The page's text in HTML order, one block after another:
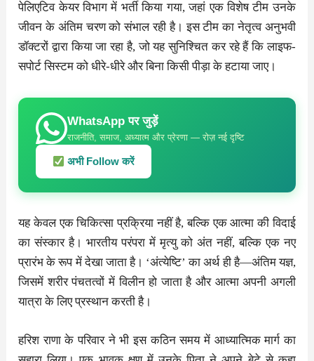
पेलिएटिव केयर विभाग में भर्ती किया गया, जहां एक विशेष टीम उनके
जीवन के अंतिम चरण को संभाल रही है। इस टीम का नेतृत्व अनुभवी
डॉक्टरों द्वारा किया जा रहा है, जो यह सुनिश्चित कर रहे हैं कि लाइफ-
सपोर्ट सिस्टम को धीरे-धीरे और बिना किसी पीड़ा के हटाया जाए।
WhatsApp पर जुड़ें
राजनीति, समाज, अध्यात्म और प्रेरणा — रोज़ नई दृष्टि
अभी Follow करें
यह केवल एक चिकित्सा प्रक्रिया नहीं है, बल्कि एक आत्मा की विदाई
का संस्कार है। भारतीय परंपरा में मृत्यु को अंत नहीं, बल्कि एक नए
प्रारंभ के रूप में देखा जाता है। ‘अंत्येष्टि’ का अर्थ ही है—अंतिम यज्ञ,
जिसमें शरीर पंचतत्वों में विलीन हो जाता है और आत्मा अपनी अगली
यात्रा के लिए प्रस्थान करती है।
हरिश राणा के परिवार ने भी इस कठिन समय में आध्यात्मिक मार्ग का